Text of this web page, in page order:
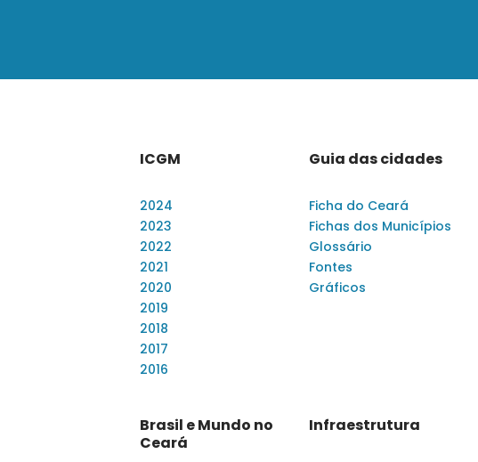
ICGM
2024
2023
2022
2021
2020
2019
2018
2017
2016
Guia das cidades
Ficha do Ceará
Fichas dos Municípios
Glossário
Fontes
Gráficos
Brasil e Mundo no
Ceará
Infraestrutura